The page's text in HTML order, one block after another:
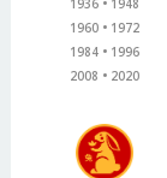
1936
1948
1960
1972
1984
1996
2008
2020